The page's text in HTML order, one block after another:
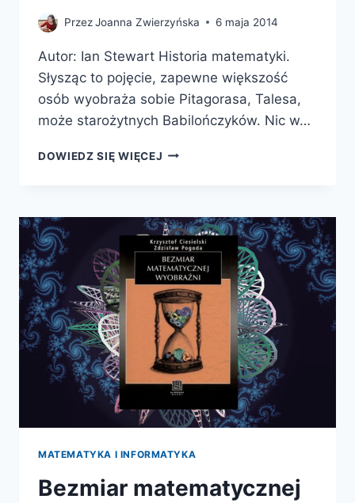
PrzezJoanna Zwierzyńska 6 maja 2014
Autor: Ian Stewart Historia matematyki.
Słysząc to pojęcie, zapewne większość
osób wyobraża sobie Pitagorasa, Talesa,
może starożytnych Babilończyków. Nic w…
DOWIEDZ SIĘ WIĘCEJ OSWAJANIE
MATEMATYKA I INFORMATYKA
Bezmiar matematycznej